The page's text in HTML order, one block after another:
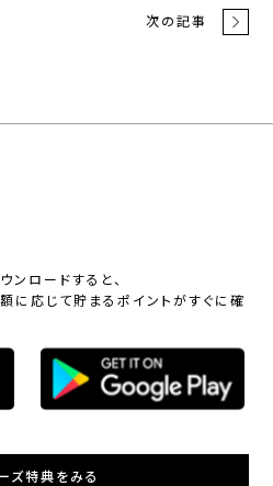
次の記事
ロードすると、
に応じて貯まるポイントがすぐに確
ズ特典をみる